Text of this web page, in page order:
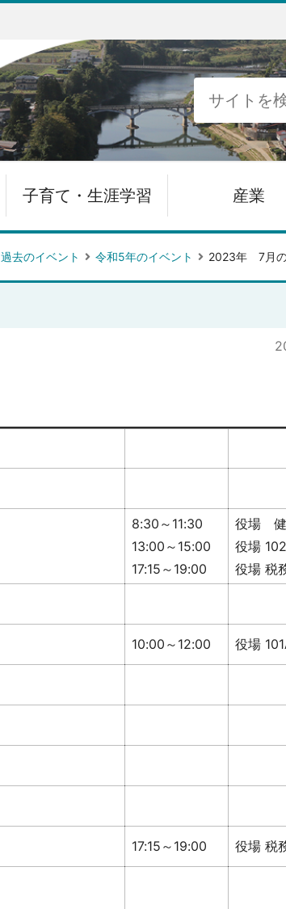
子育て・生涯学習 産業
過去のイベント 令和5年のイベント 2023年 7月の
8:30～11:30
13:00～15:00
17:15～19:00
役場 健
役場
役場 税
10:00～12:00 役場
17:15～19:00 役場 税